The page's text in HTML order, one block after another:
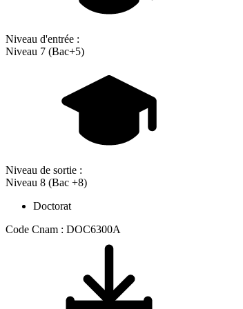
Niveau d'entrée :
Niveau 7 (Bac+5)
Niveau de sortie :
Niveau 8 (Bac +8)
Doctorat
Code Cnam : DOC6300A